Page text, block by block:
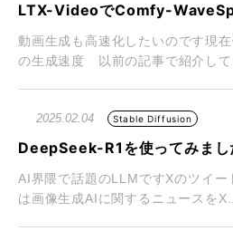
LTX-VideoでComfy-
動画生成も高速化したいのです現
の生成速度 以前の記事で紹介して
2025.02.04 Stable Diffusion
DeepSeek-R1を使ってみまし
AI界隈で話題のLLMですXのツイ
は画像生成AIに関するニュースをX...